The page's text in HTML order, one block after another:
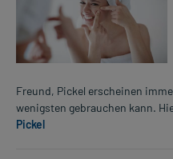
Freund, Pickel erscheinen
wenigsten gebrauchen kann.
Pickel